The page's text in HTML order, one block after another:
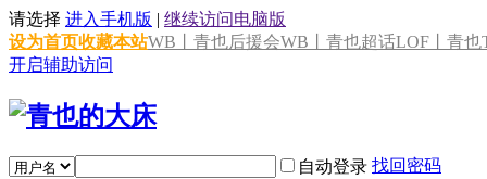
请选择 进入手机版 | 继续访问电脑版
设为首页收藏本站WB丨青也后援会WB丨青也超话LOF丨青也
开启辅助访问
自动登录 找回密码